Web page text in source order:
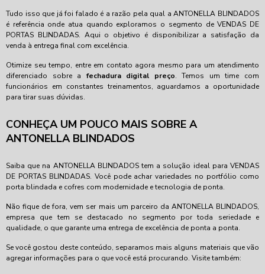
Tudo isso que já foi falado é a razão pela qual a ANTONELLA BLINDADOS
é referência onde atua quando exploramos o segmento de VENDAS DE
PORTAS BLINDADAS. Aqui o objetivo é disponibilizar a satisfação da
venda à entrega final com excelência.
Otimize seu tempo, entre em contato agora mesmo para um atendimento
diferenciado sobre afechadura digital preço. Temos um time com
funcionários em constantes treinamentos, aguardamos a oportunidade
para tirar suas dúvidas.
CONHEÇA UM POUCO MAIS SOBRE A
ANTONELLA BLINDADOS
Saiba que na ANTONELLA BLINDADOS tem a solução ideal para VENDAS
DE PORTAS BLINDADAS. Você pode achar variedades no portfólio como
porta blindada e cofres com modernidade e tecnologia de ponta.
Não fique de fora, vem ser mais um parceiro da ANTONELLA BLINDADOS,
empresa que tem se destacado no segmento por toda seriedade e
qualidade, o que garante uma entrega de excelência de ponta a ponta.
Se você gostou deste conteúdo, separamos mais alguns materiais que vão
agregar informações para o que você está procurando. Visite também: